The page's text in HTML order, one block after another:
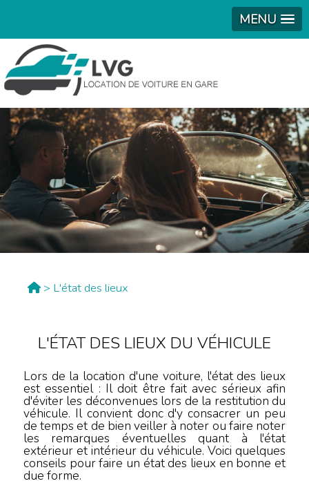
MENU
> L'état des lieux
L'ÉTAT DES LIEUX DU VÉHICULE
Lors de la location d'une voiture, l'état des lieux
est essentiel : Il doit être fait avec sérieux afin
d'éviter les déconvenues lors de la restitution du
véhicule. Il convient donc d'y consacrer un peu
de temps et de bien veiller à noter ou faire noter
les remarques éventuelles quant à l'état
extérieur et intérieur du véhicule. Voici quelques
conseils pour faire un état des lieux en bonne et
due forme.